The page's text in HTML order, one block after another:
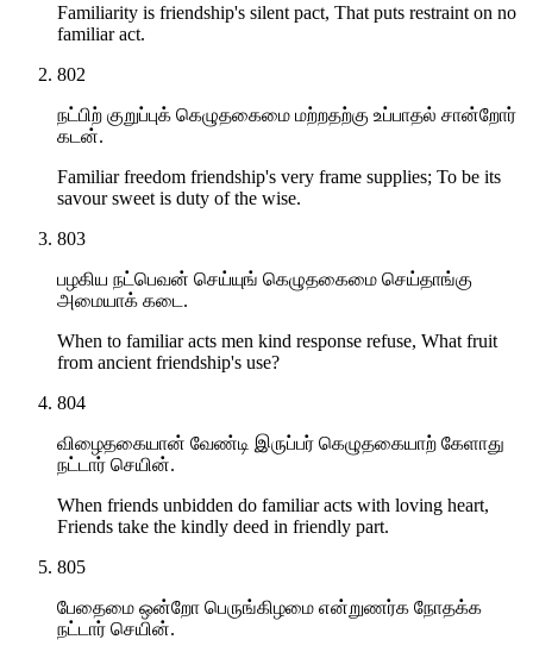
Familiarity is friendship's silent pact, That puts restraint on no
familiar act.
802
நட்பிற் குறுப்புக் கெழுதகைமை மற்றதற்கு உப்பாதல் சான்றோர்
கடன்.
Familiar freedom friendship's very frame supplies; To be its
savour sweet is duty of the wise.
803
பழகிய நட்பெவன் செய்யுங் கெழுதகைமை செய்தாங்கு
அமையாக் கடை.
When to familiar acts men kind response refuse, What fruit
from ancient friendship's use?
804
விழைதகையான் வேண்டி இருப்பர் கெழுதகையாற் கேளாது
நட்டார் செயின்.
When friends unbidden do familiar acts with loving heart,
Friends take the kindly deed in friendly part.
805
பேதைமை ஒன்றோ பெருங்கிழமை என்றுணர்க நோதக்க
நட்டார் செயின்.